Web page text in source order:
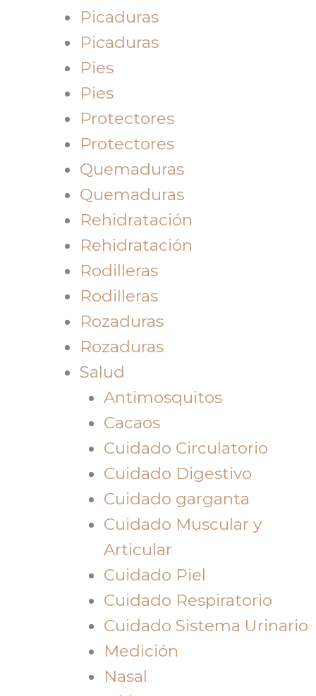
Picaduras
Picaduras
Pies
Pies
Protectores
Protectores
Quemaduras
Quemaduras
Rehidratación
Rehidratación
Rodilleras
Rodilleras
Rozaduras
Rozaduras
Salud
Antimosquitos
Cacaos
Cuidado Circulatorio
Cuidado Digestivo
Cuidado garganta
Cuidado Muscular y
Articular
Cuidado Piel
Cuidado Respiratorio
Cuidado Sistema Urinario
Medición
Nasal